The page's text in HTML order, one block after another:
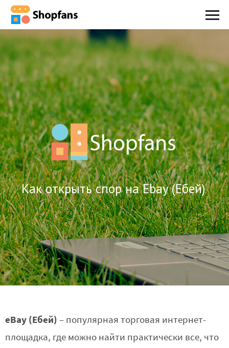
Как открыть спор на Ebay (Ебей)
eBay (Ебей) – популярная торговая интернет-
площадка, где можно найти практически все, что